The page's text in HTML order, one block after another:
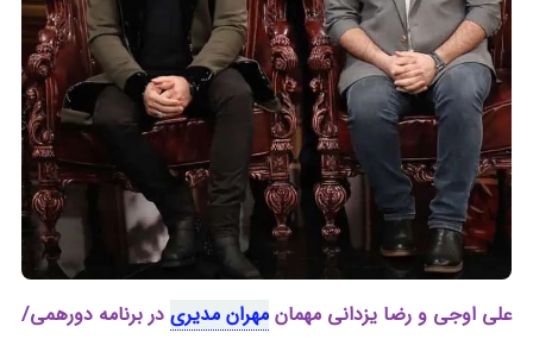
علی اوجی و رضا یزدانی مهمانمهران مدیری در برنامه دورهمی/